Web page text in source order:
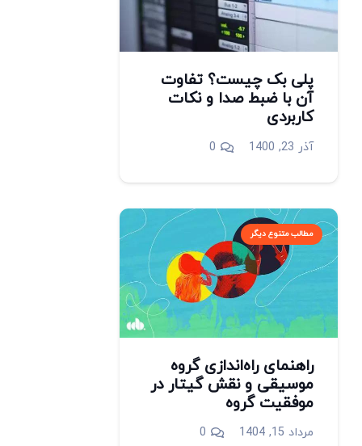
پلی بک چیست؟ تفاوت
آن با ضبط صدا و نکات
کاربردی
آذر 23, 1400 0
مطالب متنوع دیگر
راهنمای راه‌اندازی گروه
موسیقی و نقش گیتار در
موفقیت گروه
مرداد 15, 1404 0